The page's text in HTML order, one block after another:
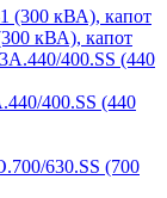
кВА), капот
400.SS (440